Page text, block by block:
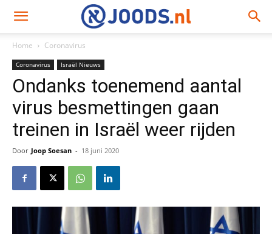
Home Coronavirus
Coronavirus Israël Nieuws
Ondanks toenemend aantal
virus besmettingen gaan
treinen in Israël weer rijden
Door Joop Soesan - 18 juni 2020